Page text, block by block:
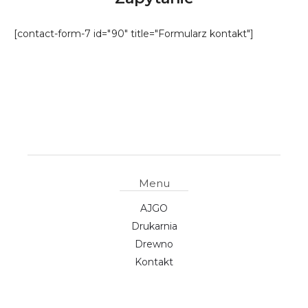
[contact-form-7 id="90" title="Formularz kontakt"]
Menu
AJGO
Drukarnia
Drewno
Kontakt